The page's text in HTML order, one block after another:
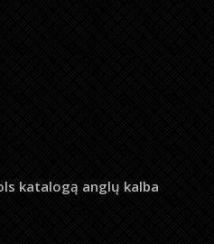
katalogą anglų kalba